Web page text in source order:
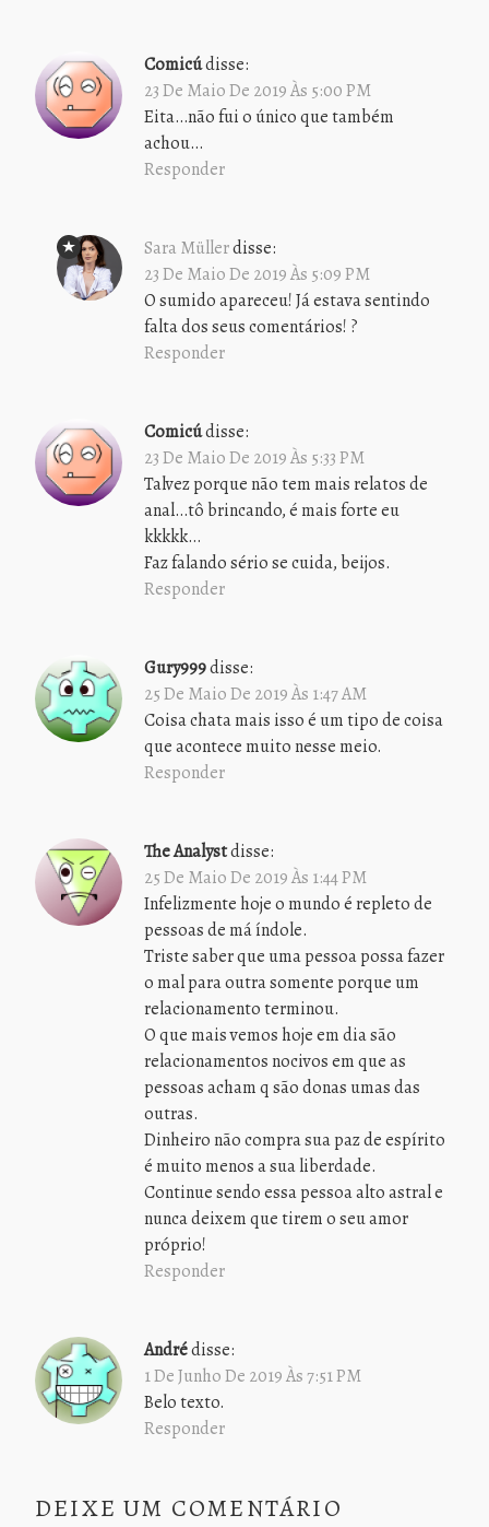
Comicúdisse:
23 De Maio De 2019 Às 5:00 PM
Eita…não fui o único que também
achou…
Responder
Sara Müllerdisse:
23 De Maio De 2019 Às 5:09 PM
O sumido apareceu! Já estava sentindo
falta dos seus comentários! ?
Responder
Comicúdisse:
23 De Maio De 2019 Às 5:33 PM
Talvez porque não tem mais relatos de
anal…tô brincando, é mais forte eu
kkkkk…
Faz falando sério se cuida, beijos.
Responder
Gury999disse:
25 De Maio De 2019 Às 1:47 AM
Coisa chata mais isso é um tipo de coisa
que acontece muito nesse meio.
Responder
The Analystdisse:
25 De Maio De 2019 Às 1:44 PM
Infelizmente hoje o mundo é repleto de
pessoas de má índole.
Triste saber que uma pessoa possa fazer
o mal para outra somente porque um
relacionamento terminou.
O que mais vemos hoje em dia são
relacionamentos nocivos em que as
pessoas acham q são donas umas das
outras.
Dinheiro não compra sua paz de espírito
é muito menos a sua liberdade.
Continue sendo essa pessoa alto astral e
nunca deixem que tirem o seu amor
próprio!
Responder
Andrédisse:
1 De Junho De 2019 Às 7:51 PM
Belo texto.
Responder
DEIXE UM COMENTÁRIO